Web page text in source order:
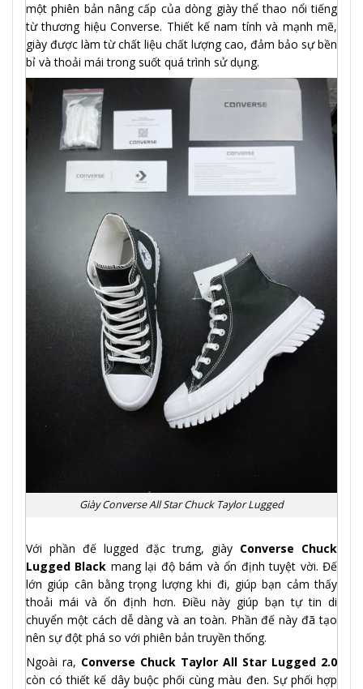
một phiên bản nâng cấp của dòng giày thể thao nổi tiếng
từ thương hiệu Converse. Thiết kế nam tính và mạnh mẽ,
giày được làm từ chất liệu chất lượng cao, đảm bảo sự bền
bỉ và thoải mái trong suốt quá trình sử dụng.
Giày Converse All Star Chuck Taylor Lugged
Với phần đế lugged đặc trưng, giày Converse Chuck
Lugged Black mang lại độ bám và ổn định tuyệt vời. Đế
lớn giúp cân bằng trọng lượng khi đi, giúp bạn cảm thấy
thoải mái và ổn định hơn. Điều này giúp bạn tự tin di
chuyển một cách dễ dàng và an toàn. Phần đế này đã tạo
nên sự đột phá so với phiên bản truyền thống.
Ngoài ra, Converse Chuck Taylor All Star Lugged 2.0
còn có thiết kế dây buộc phối cùng màu đen. Sự phối hợp